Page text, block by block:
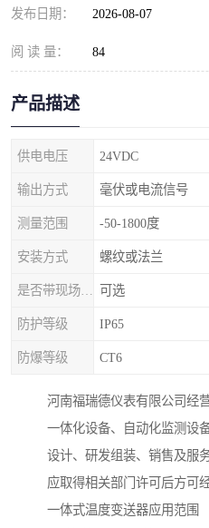
发布日期： 2026-08-07
阅 读 量： 84
产品描述
供电电压 24VDC
输出方式 毫伏或电流信号
测量范围 -50-1800度
安装方式 螺纹或法兰
可选
防护等级 IP65
防爆等级 CT6
河南福瑞德仪表有限公司经
一体化设备、自动化监测设
设计、研发组装、销售及服
应取得相关部门许可后方可经
一体式温度变送器应用范围